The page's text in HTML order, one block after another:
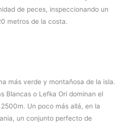
de peces, inspeccionando un
metros de la costa.
más verde y montañosa de la isla.
Blancas o Lefka Ori dominan el
Un poco más allá, en la
un conjunto perfecto de